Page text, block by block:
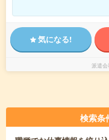
気になる!
派遣会
検索条